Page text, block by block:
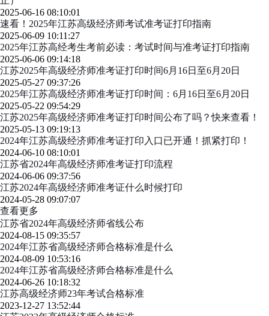
2025-06-16 08:10:01
速看！2025年江苏高级经济师考试准考证打印指南
2025-06-09 10:11:27
2025年江苏高经考生考前必读：考试时间与准考证打印指南
2025-06-06 09:14:18
江苏2025年高级经济师准考证打印时间6月16日至6月20日
2025-05-27 09:37:26
2025年江苏高级经济师准考证打印时间：6月16日至6月20日
2025-05-22 09:54:29
江苏2025年高级经济师准考证打印时间公布了吗？快来查看！
2025-05-13 09:19:13
2024年江苏高级经济师准考证打印入口已开通！抓紧打印！
2024-06-10 08:10:01
江苏省2024年高级经济师准考证打印流程
2024-06-06 09:37:56
江苏2024年高级经济师准考证什么时候打印
2024-05-28 09:07:07
查看更多
江苏省2024年高级经济师省线公布
2024-08-15 09:35:57
2024年江苏省高级经济师合格标准是什么
2024-08-09 10:53:16
2024年江苏省高级经济师合格标准是什么
2024-06-26 10:18:32
江苏高级经济师23年考试合格标准
2023-12-27 13:52:44